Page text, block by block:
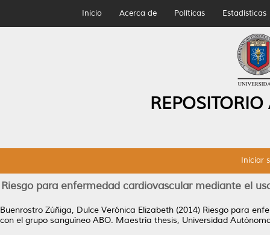
Inicio Acerca de Políticas Estadísticas
Iniciar
Riesgo para enfermedad cardiovascular mediante el
Buenrostro Zúñiga, Dulce Verónica Elizabeth (2014) Riesgo para
con el grupo sanguíneo ABO. Maestría thesis, Universidad